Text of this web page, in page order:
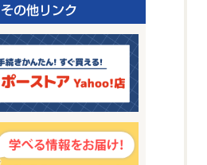
その他リンク